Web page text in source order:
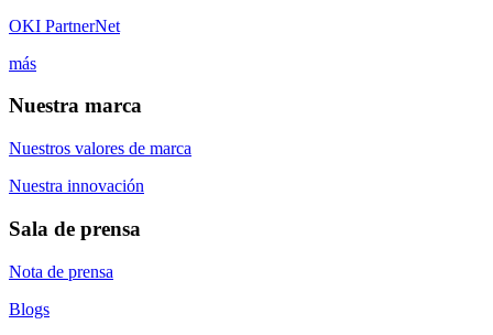
OKI PartnerNet
más
Nuestra marca
Nuestros valores de marca
Nuestra innovación
Sala de prensa
Nota de prensa
Blogs